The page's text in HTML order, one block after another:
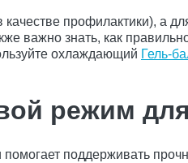
качестве профилактики), а
важно знать, как
охлаждающий Гель-
режим
поддерживать